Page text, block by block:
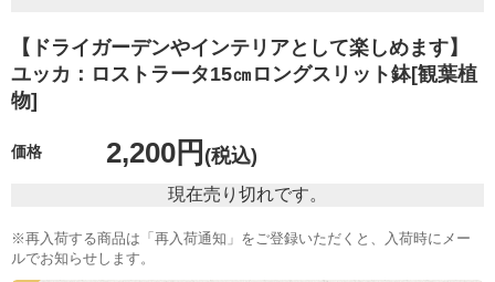
【ドライガーデンやインテリアとして楽しめます】
ユッカ：ロストラータ15㎝ロングスリット鉢[観葉植
物]
価格 2,200円 (税込)
現在売り切れです。
※再入荷する商品は「再入荷通知」をご登録いただくと、入荷時にメー
ルでお知らせします。